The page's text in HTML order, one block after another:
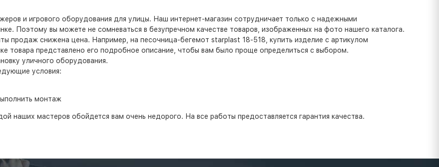
и игрового оборудования для улицы. Наш интернет-магазин сотрудничает только с надежными
Поэтому вы можете не сомневаться в безупречном качестве товаров, изображенных на фото нашего каталога.
продаж снижена цена. Например, на песочница-бегемот starplast 18-518, купить изделие с артикулом
товара представлено его подробное описание, чтобы вам было проще определиться с выбором.
уличного оборудования.
условия:
монтаж
наших мастеров обойдется вам очень недорого. На все работы предоставляется гарантия качества.